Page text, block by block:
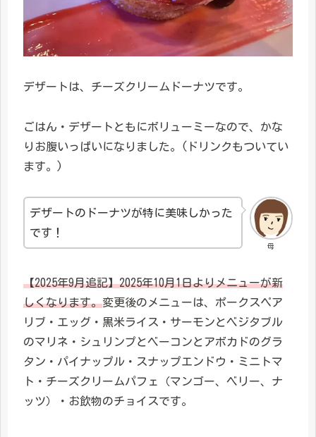
デザートは、チーズクリームドーナツです。
ごはん・デザートともにボリューミーなので、かな
りお腹いっぱいになりました。(ドリンクもついてい
ます。)
母
デザートのドーナツが特に美味しかった
です！
【2025年9月追記】2025年10月1日よりメニューが新
しくなります。変更後のメニューは、ポークスペア
リブ・エッグ・黒米ライス・サーモンとベジタブル
のマリネ・シュリンプとベーコンとアボカドのグラ
タン・パイナップル・スナップエンドウ・ミニトマ
ト・チーズクリームパフェ（マンゴー、ベリー、ナ
ッツ）・お飲物のチョイスです。